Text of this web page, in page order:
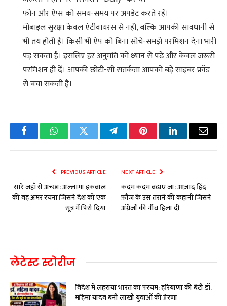
फोन और ऐप्स को समय-समय पर अपडेट करते रहें।
मोबाइल सुरक्षा केवल एंटीवायरस से नहीं, बल्कि आपकी सावधानी से
भी तय होती है। किसी भी ऐप को बिना सोचे-समझे परमिशन देना भारी
पड़ सकता है। इसलिए हर अनुमति को ध्यान से पढ़ें और केवल जरूरी
परमिशन ही दें। आपकी छोटी-सी सतर्कता आपको बड़े साइबर फ्रॉड
से बचा सकती है।
FacebookWhatsAppTwitter TelegramPinterestLinkedInEmail
PREVIOUS ARTICLE
सारे जहाँ से अच्छा: अल्लामा इक़बाल
की वह अमर रचना जिसने देश को एक
सूत्र में पिरो दिया
NEXT ARTICLE
कदम कदम बढ़ाए जा: आज़ाद हिंद
फ़ौज के उस तराने की कहानी जिसने
अंग्रेजों की नींव हिला दी
लेटेस्ट स्टोरीज
विदेश में लहराया भारत का परचम: हरियाणा की बेटी डॉ.
महिमा यादव बनीं लाखों युवाओं की प्रेरणा